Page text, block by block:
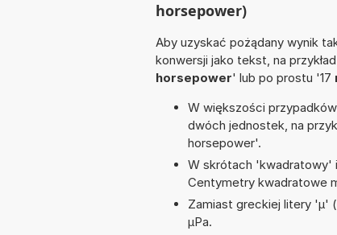
horsepower)
Aby uzyskać pożądany wynik
konwersji jako tekst, na
horsepower' lub po prostu '17
W większości
dwóch jednostek, na
horsepower'.
W skrótach 'kwadratowy'
Centymetry kwadratowe
Zamiast greckiej litery 'µ'
µPa.